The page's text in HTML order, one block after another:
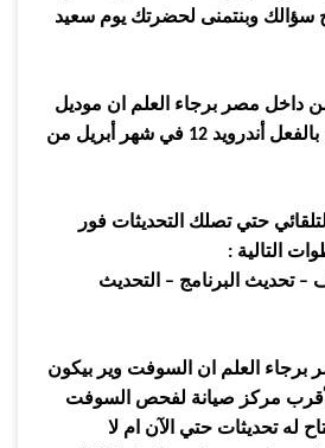
وبنتمنى لحضرتك يوم سعيد
داخل مصر برجاء العلم ان موديل
أندرويد 12 في شهر أبريل من
حتي تصلك التحديثات فور
التالية :
– تحديث البرنامج – التحديث
برجاء العلم ان السوفت وير بيكون
مركز صيانة لفحص السوفت
له تحديثات حتي الآن ام لا